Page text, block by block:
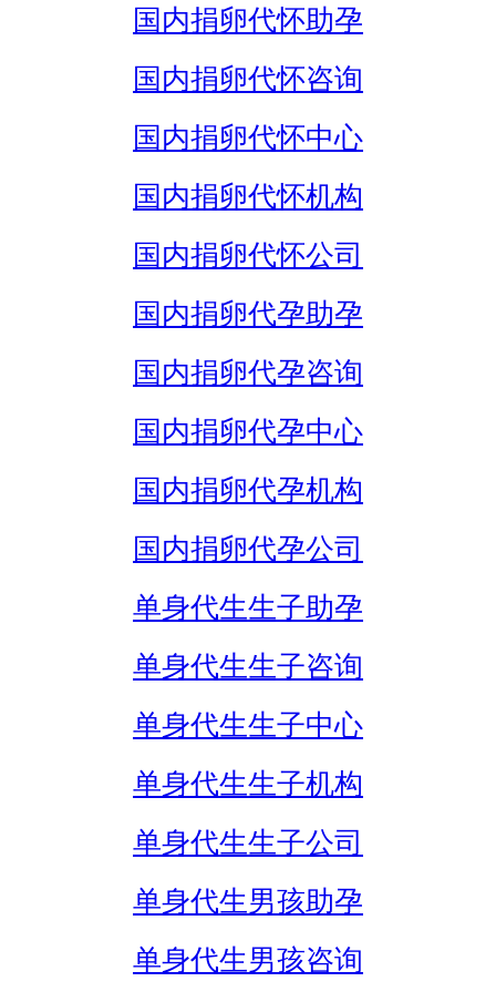
国内捐卵代怀助孕
国内捐卵代怀咨询
国内捐卵代怀中心
国内捐卵代怀机构
国内捐卵代怀公司
国内捐卵代孕助孕
国内捐卵代孕咨询
国内捐卵代孕中心
国内捐卵代孕机构
国内捐卵代孕公司
单身代生生子助孕
单身代生生子咨询
单身代生生子中心
单身代生生子机构
单身代生生子公司
单身代生男孩助孕
单身代生男孩咨询